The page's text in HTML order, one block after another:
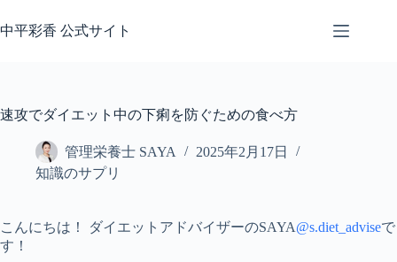
ン
ス
中平彩香 公式サイト
速攻でダイエット中の下痢を防ぐための食べ方
管理栄養士 SAYA
2025年2月17日
知識のサプリ
こんにちは！ ダイエットアドバイザーのSAYA@s.diet_adviseで
す！